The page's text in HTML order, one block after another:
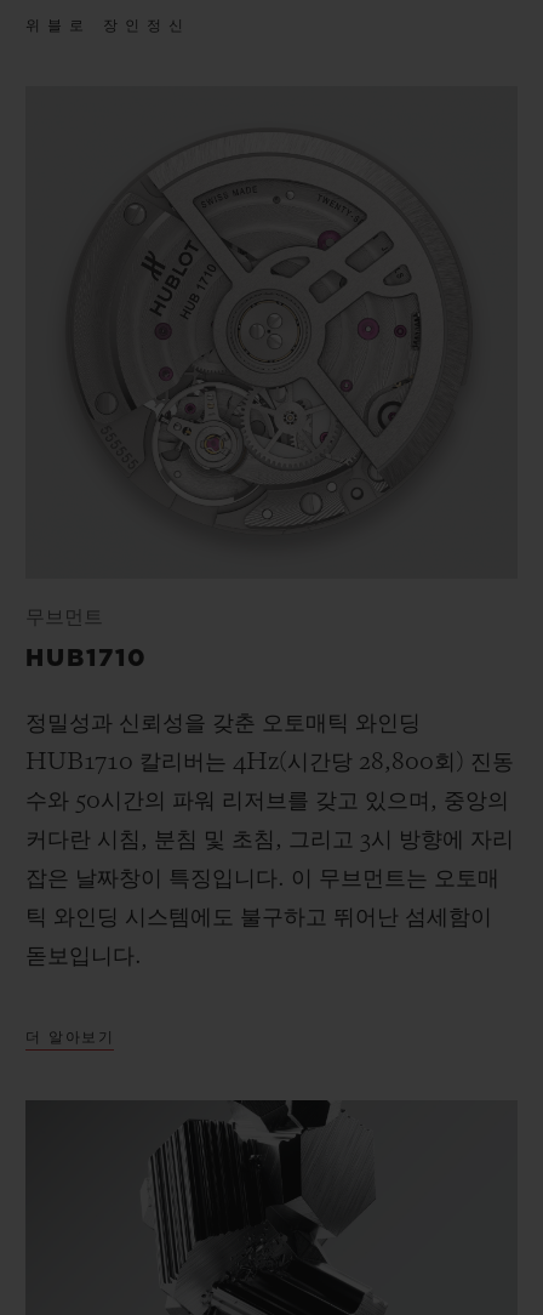
위블로 장인정신
무브먼트
HUB1710
정밀성과 신뢰성을 갖춘 오토매틱 와인딩
HUB1710 칼리버는 4Hz(시간당 28,800회) 진동
수와 50시간의 파워 리저브를 갖고 있으며, 중앙의
커다란 시침, 분침 및 초침, 그리고 3시 방향에 자리
잡은 날짜창이 특징입니다. 이 무브먼트는 오토매
틱 와인딩 시스템에도 불구하고 뛰어난 섬세함이
돋보입니다.
더 알아보기